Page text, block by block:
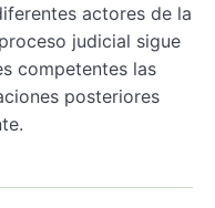
actores de la
judicial sigue
competentes las
posteriores